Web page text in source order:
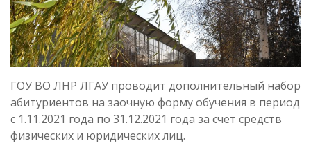
ГОУ ВО ЛНР ЛГАУ проводит дополнительный набор
абитуриентов на заочную форму обучения в период
с 1.11.2021 года по 31.12.2021 года за счет средств
физических и юридических лиц.